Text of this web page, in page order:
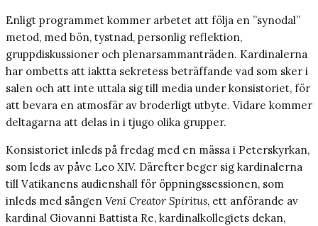
Enligt programmet kommer arbetet att följa en ”synodal”
metod, med bön, tystnad, personlig reflektion,
gruppdiskussioner och plenarsammanträden. Kardinalerna
har ombetts att iaktta sekretess beträffande vad som sker i
salen och att inte uttala sig till media under konsistoriet, för
att bevara en atmosfär av broderligt utbyte. Vidare kommer
deltagarna att delas in i tjugo olika grupper.
Konsistoriet inleds på fredag med en mässa i Peterskyrkan,
som leds av påve Leo XIV. Därefter beger sig kardinalerna
till Vatikanens audienshall för öppningssessionen, som
inleds med sången Veni Creator Spiritus, ett anförande av
kardinal Giovanni Battista Re, kardinalkollegiets dekan,